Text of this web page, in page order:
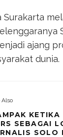
ajang
dunia.
Also
KETIKA
SEBAGAI
SOLO